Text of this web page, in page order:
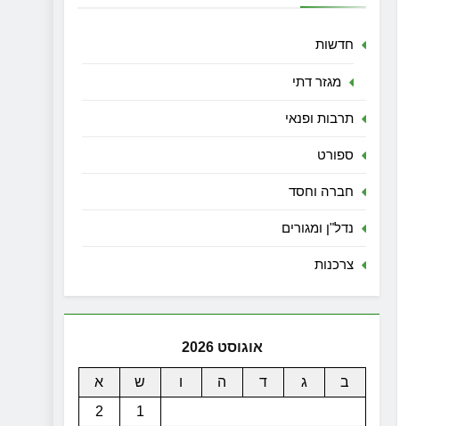
חדשות
מגזר דתי
תרבות ופנאי
ספורט
חברה וחסד
נדל"ן ומגורים
צרכנות
אוגוסט 2026
ב ג ד ה ו ש
א
1
2